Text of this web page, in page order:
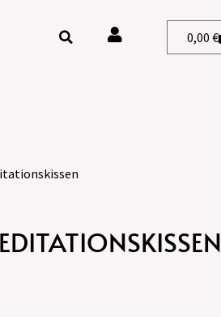
0,00€